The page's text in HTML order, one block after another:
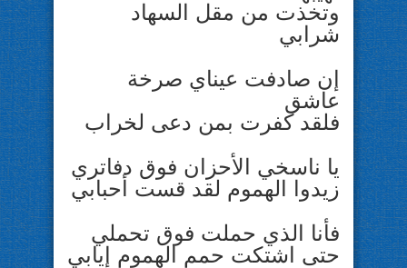
وتخذت من مقل السهاد
شرابي
إن صادفت عيناي صرخة
عاشق
فلقد كفرت بمن دعى لخراب
يا ناسخي الأحزان فوق دفاتري
زيدوا الهموم لقد قست أحبابي
فأنا الذي حملت فوق تحملي
حتى اشتكت حمم الهموم إيابي